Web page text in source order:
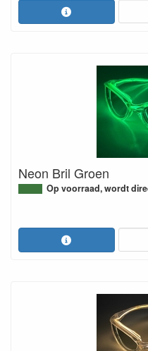
Neon Bril Groen
Op voorraad, wordt